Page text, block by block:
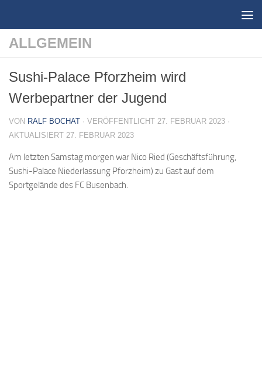
ALLGEMEIN
Sushi-Palace Pforzheim wird
Werbepartner der Jugend
VON RALF BOCHAT · VERÖFFENTLICHT 27. FEBRUAR 2023 ·
AKTUALISIERT 27. FEBRUAR 2023
Am letzten Samstag morgen war Nico Ried (Geschäftsführung,
Sushi-Palace Niederlassung Pforzheim) zu Gast auf dem
Sportgelände des FC Busenbach.